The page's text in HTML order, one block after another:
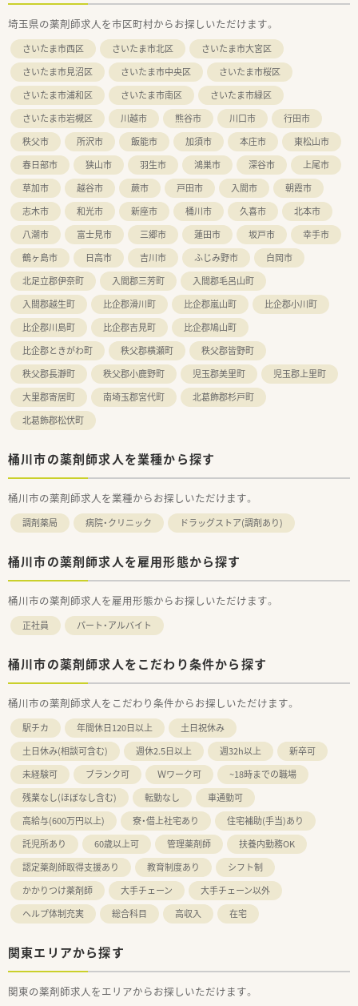
内唯一の複合型企業として、安定した経営基盤を誇ります。
■全国に1,273店舗を展開しており、地域住民の健康を支えるイ
ンフラとして「何かあれば相談できる場所」を目指します。
■埼玉県に研究開発施設、富山県に自社工場を保有し、他社には
ない製薬メーカーとしての強みを活かした運営が特徴です。
【勤務実態について】
■平均残業時間は月に6時間から10時間程度と非常に少なく、ワ
ークライフバランスを重視して働きたい方に最適です。
■年間休日は117日で有給休暇の消化も推進されており、実質的
には年間123日以上の休日を確保することも可能です。
■多くの店舗がドラッグストアと調剤室を分離申請しているた
め、夜遅くまで勤務する心配がなく無理なく働ける環境です。
【想定される業務内容】
■主に調剤業務、監査、服薬指導を行っていただき、患者様一人
ひとりに寄り添った丁寧な対人業務に集中いただけます。
■最新の音声入力システムによる薬歴作成や自動調剤分包機を
導入しており、業務の効率化と安全性の向上を図っています。
■本部のサポートセンターが処方箋の遠隔入力を行うことで、現
場の事務スタッフがピッキングを効率よく補助できます。
埼玉県の薬剤師求人を市区町村からお探しいただけます。
さいたま市西区 さいたま市北区
さいたま市大宮区
さいたま市見沼区
さいたま市中央区
さいたま市桜区
さいたま市浦和区
さいたま市南区
さいたま市緑区
さいたま市岩槻区
川越市 熊谷市 川口市
行田市
秩父市
所沢市 飯能市 加須市 本庄市
東松山市
春日部市
狭山市 羽生市 鴻巣市 深谷市
上尾市
草加市
越谷市 蕨市 戸田市 入間市
朝霞市
志木市
和光市 新座市 桶川市 久喜市
北本市
八潮市
富士見市 三郷市 蓮田市 坂戸市
幸手市
鶴ヶ島市
日高市 吉川市 ふじみ野市
白岡市
北足立郡伊奈町
入間郡三芳町
入間郡毛呂山町
入間郡越生町
比企郡滑川町 比企郡嵐山町
比企郡小川町
比企郡川島町
比企郡吉見町
比企郡鳩山町
比企郡ときがわ町
秩父郡横瀬町
秩父郡皆野町
秩父郡長瀞町
秩父郡小鹿野町 児玉郡美里町
児玉郡上里町
大里郡寄居町
南埼玉郡宮代町
北葛飾郡杉戸町
北葛飾郡松伏町
桶川市の薬剤師求人を業種から探す
桶川市の薬剤師求人を業種からお探しいただけます。
調剤薬局 病院・クリニック ドラッグストア(調剤あり)
桶川市の薬剤師求人を雇用形態から探す
桶川市の薬剤師求人を雇用形態からお探しいただけます。
正社員 パート・アルバイト
桶川市の薬剤師求人をこだわり条件から探す
桶川市の薬剤師求人をこだわり条件からお探しいただけます。
駅チカ 年間休日120日以上
土日祝休み
土日休み(相談可含む)
週休2.5日以上 週32h以上
新卒可
未経験可
ブランク可 Ｗワーク可
~18時までの職場
残業なし(ほぼなし含む)
転勤なし
車通勤可
高給与(600万円以上)
寮・借上社宅あり
住宅補助(手当)あり
託児所あり
60歳以上可 管理薬剤師
扶養内勤務OK
認定薬剤師取得支援あり
教育制度あり
シフト制
かかりつけ薬剤師
大手チェーン
大手チェーン以外
ヘルプ体制充実
総合科目 高収入 在宅
関東エリアから探す
関東の薬剤師求人をエリアからお探しいただけます。